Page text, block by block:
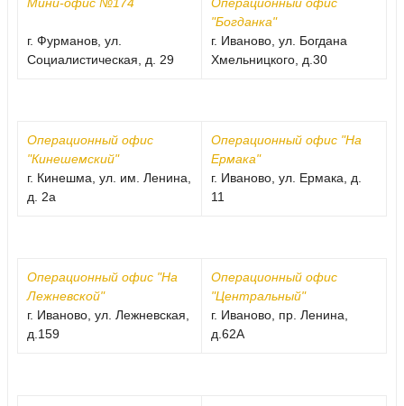
г. Фурманов, ул.
Социалистическая, д. 29
"Богданка"
г. Иваново, ул. Богдана
Хмельницкого, д.30
Операционный офис
"Кинешемский"
г. Кинешма, ул. им. Ленина,
д. 2а
Операционный офис "На
Ермака"
г. Иваново, ул. Ермака, д.
11
Операционный офис "На
Лежневской"
г. Иваново, ул. Лежневская,
д.159
Операционный офис
"Центральный"
г. Иваново, пр. Ленина,
д.62А